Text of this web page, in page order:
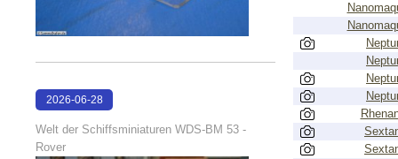
2026-06-28
Welt der Schiffsminiaturen WDS-BM 53 -
Rover